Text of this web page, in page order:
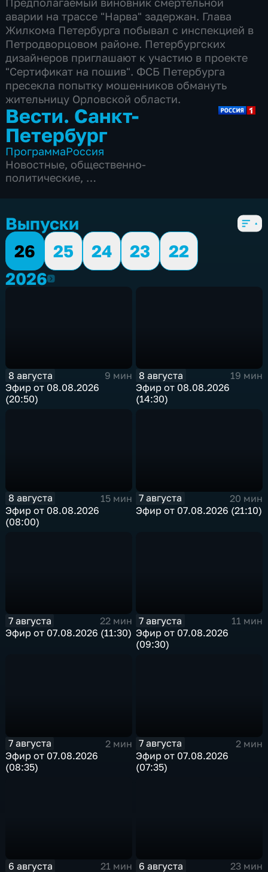
аварии на трассе "Нарва" задержан. Глава
Жилкома Петербурга побывал с инспекцией в
Петродворцовом районе. Петербургских
дизайнеров приглашают к участию в проекте
"Сертификат на пошив". ФСБ Петербурга
пресекла попытку мошенников обмануть
жительницу Орловской области.
Вести. Санкт-
Петербург
ПрограммаРоссия
Новостные, общественно-
политические,
Выпуски
26
25 24 23
22
20262026
8 августа
9 мин
Эфир от 08.08.2026
(20:50)
8 августа
19 мин
Эфир от 08.08.2026
(14:30)
8 августа
15 мин
Эфир от 08.08.2026
(08:00)
7 августа
20 мин
Эфир от 07.08.2026 (21:10)
7 августа
22 мин
Эфир от 07.08.2026 (11:30)
7 августа
11 мин
Эфир от 07.08.2026
(09:30)
7 августа
2 мин
Эфир от 07.08.2026
(08:35)
7 августа
2 мин
Эфир от 07.08.2026
(07:35)
6 августа 21 мин 6 августа 23 мин